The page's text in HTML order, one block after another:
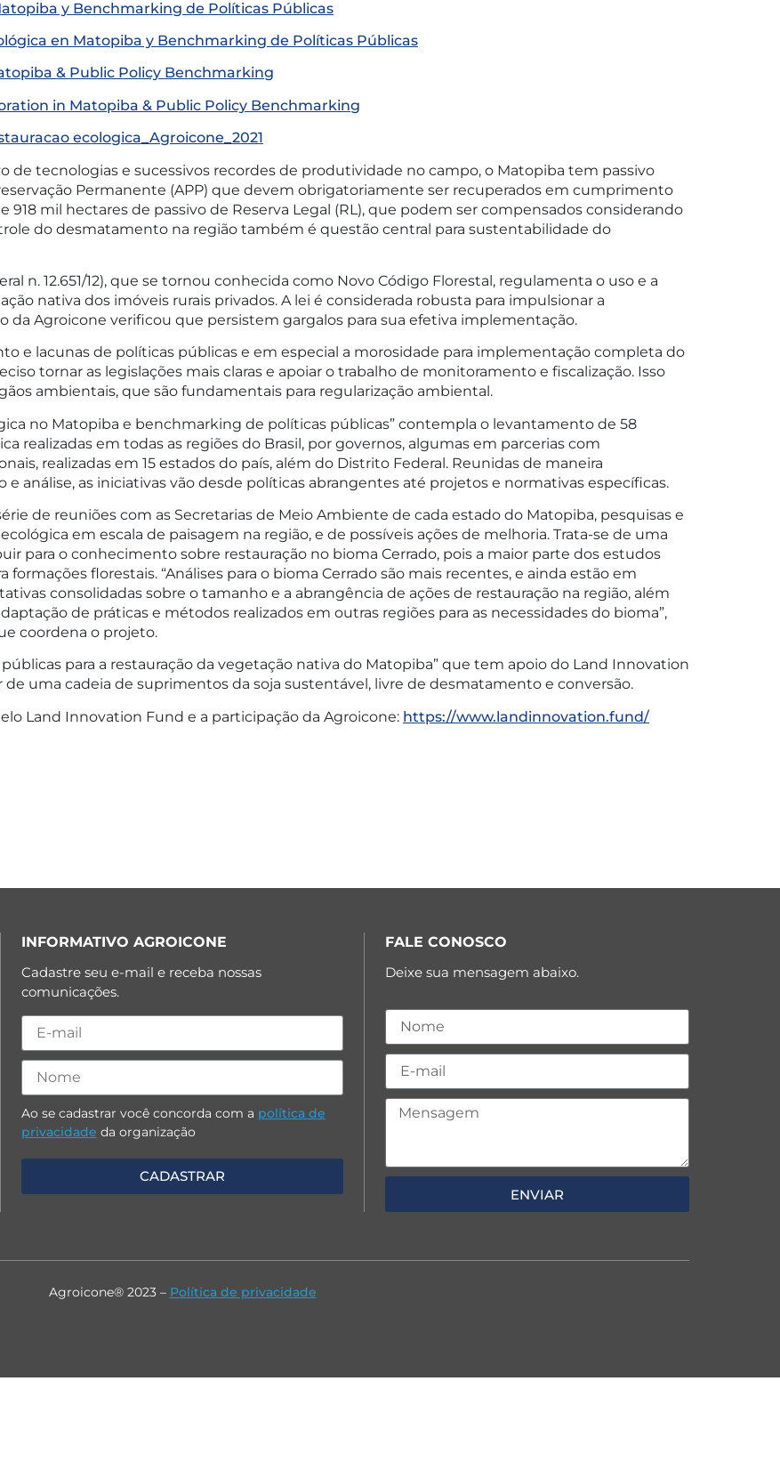
y Benchmarking de Políticas Públicas
en Matopiba y Benchmarking de Políticas Públicas
& Public Policy Benchmarking
in Matopiba & Public Policy Benchmarking
ecologica_Agroicone_2021
de tecnologias e sucessivos recordes de produtividade no campo, o Matopiba tem passivo
Permanente (APP) que devem obrigatoriamente ser recuperados em cumprimento
918 mil hectares de passivo de Reserva Legal (RL), que podem ser compensados considerando
do desmatamento na região também é questão central para sustentabilidade do
n. 12.651/12), que se tornou conhecida como Novo Código Florestal, regulamenta o uso e a
nativa dos imóveis rurais privados. A lei é considerada robusta para impulsionar a
da Agroicone verificou que persistem gargalos para sua efetiva implementação.
e lacunas de políticas públicas e em especial a morosidade para implementação completa do
tornar as legislações mais claras e apoiar o trabalho de monitoramento e fiscalização. Isso
ambientais, que são fundamentais para regularização ambiental.
no Matopiba e benchmarking de políticas públicas” contempla o levantamento de 58
realizadas em todas as regiões do Brasil, por governos, algumas em parcerias com
realizadas em 15 estados do país, além do Distrito Federal. Reunidas de maneira
análise, as iniciativas vão desde políticas abrangentes até projetos e normativas específicas.
de reuniões com as Secretarias de Meio Ambiente de cada estado do Matopiba, pesquisas e
em escala de paisagem na região, e de possíveis ações de melhoria. Trata-se de uma
para o conhecimento sobre restauração no bioma Cerrado, pois a maior parte dos estudos
florestais. “Análises para o bioma Cerrado são mais recentes, e ainda estão em
consolidadas sobre o tamanho e a abrangência de ações de restauração na região, além
de práticas e métodos realizados em outras regiões para as necessidades do bioma”,
coordena o projeto.
para a restauração da vegetação nativa do Matopiba” que tem apoio do Land Innovation
uma cadeia de suprimentos da soja sustentável, livre de desmatamento e conversão.
Land Innovation Fund e a participação da Agroicone: https://www.landinnovation.fund/
INFORMATIVO AGROICONE
Cadastre seu e-mail e receba nossas
comunicações.
Ao se cadastrar você concorda com a política de
privacidade da organização
FALE CONOSCO
Deixe sua mensagem abaixo.
ENVIAR
Agroicone® 2023 – Política de privacidade